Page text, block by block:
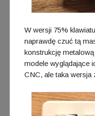
W wersji 75%
naprawdę czuć tą
konstrukcję
modele wyglądające
CNC, ale taka